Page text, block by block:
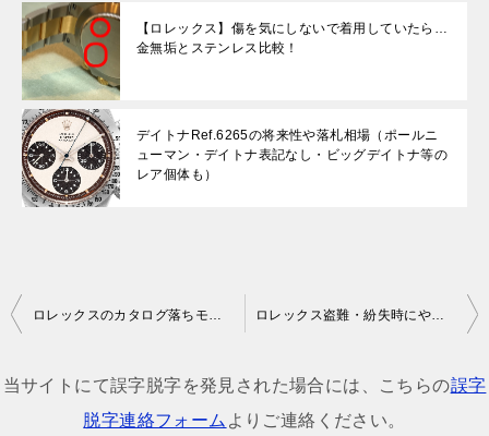
【ロレックス】傷を気にしないで着用していたら…
金無垢とステンレス比較！
デイトナRef.6265の将来性や落札相場（ポールニ
ューマン・デイトナ表記なし・ビッグデイトナ等の
レア個体も）
投
ナ
ロレックスのカタログ落ちモデル一覧表【2019年～2020年カタログ参照】 ロレックス盗難・紛失時にやること一覧！シリアルナンバーで犯人を捕まえられるか
当サイトにて誤字脱字を発見された場合には、こちらの誤字
脱字連絡フォーム よりご連絡ください。